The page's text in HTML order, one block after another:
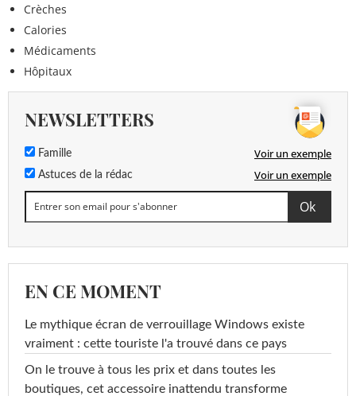
Crèches
Calories
Médicaments
Hôpitaux
NEWSLETTERS
Famille Voir un exemple
Astuces de la rédac Voir un exemple
EN CE MOMENT
Le mythique écran de verrouillage Windows existe
vraiment : cette touriste l'a trouvé dans ce pays
On le trouve à tous les prix et dans toutes les
boutiques, cet accessoire inattendu transforme